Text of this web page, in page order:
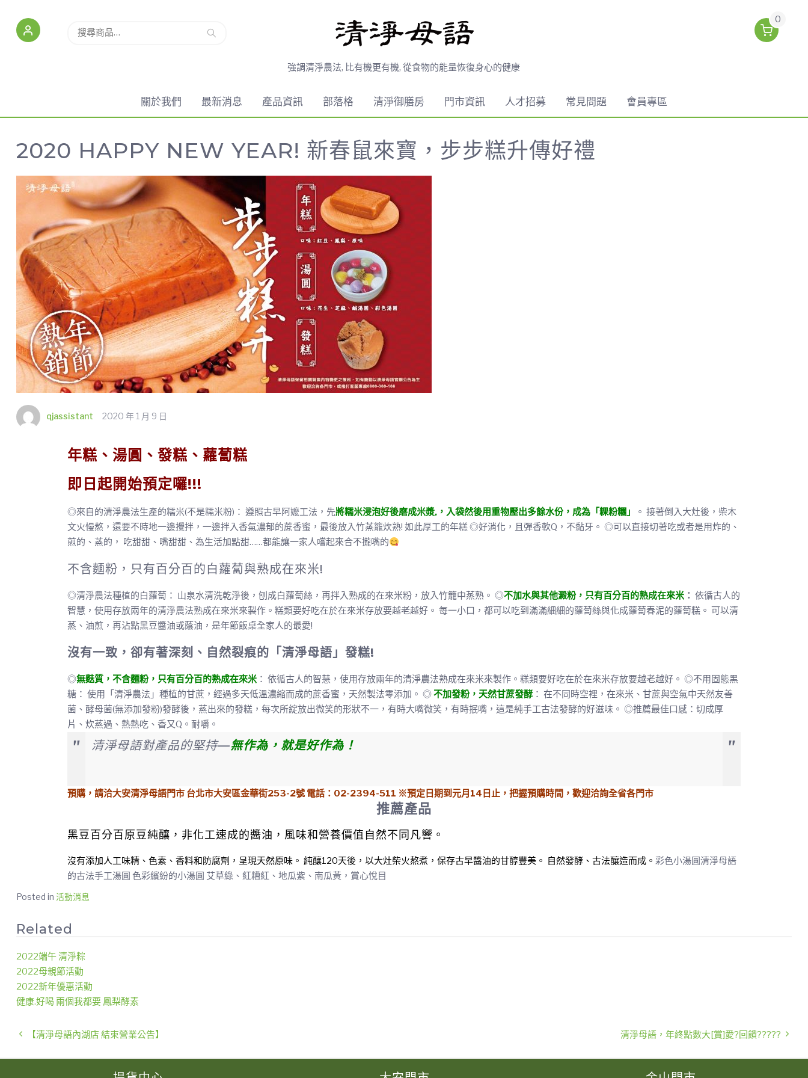
搜尋
0
強調清淨農法, 比有機更有機, 從食物的能量恢復身心的健康
關於我們 最新消息 產品資訊 部落格 清淨御膳房 門市資訊 人才招募 常見問題 會員專區
2020 HAPPY NEW YEAR! 新春鼠來寶，步步糕升傳好禮
qjassistant 2020 年 1 月 9 日
年糕、湯圓、發糕、蘿蔔糕
即日起開始預定囉!!!
◎來自的清淨農法生產的糯米(不是糯米粉)： 遵照古早阿嬤工法，先將糯米浸泡好後磨成米漿,，入袋然後用重物壓出多餘水份，成為「粿粉糰」
。 接著倒入大灶後，柴木
文火慢熬，還要不時地一邊攪拌，一邊拌入香氣濃郁的蔗香蜜，最後放入竹蒸籠炊熟! 如此厚工的年糕 ◎好消化，且彈香軟Q，不黏牙。 ◎可以直接切著吃或者是用炸的、
煎的、蒸的， 吃甜甜、嘴甜甜、為生活加點甜……都能讓一家人嚐起來合不攏嘴的
不含麵粉，只有百分百的白蘿蔔與熟成在來米!
◎清淨農法種植的白蘿蔔： 山泉水清洗乾淨後，刨成白蘿蔔絲，再拌入熟成的在來米粉，放入竹籠中蒸熟。 ◎不加水與其他澱粉，只有百分百的熟成在來米： 依循古人的
智慧，使用存放兩年的清淨農法熟成在來米來製作。糕類要好吃在於在來米存放要越老越好。 每一小口，都可以吃到滿滿細細的蘿蔔絲與化成蘿蔔春泥的蘿蔔糕。 可以清
蒸、油煎，再沾點黑豆醬油或蔭油，是年節飯桌全家人的最愛!
沒有一致，卻有著深刻、自然裂痕的「清淨母語」發糕!
◎無麩質，不含麵粉，只有百分百的熟成在來米： 依循古人的智慧，使用存放兩年的清淨農法熟成在來米來製作。糕類要好吃在於在來米存放要越老越好。 ◎不用固態黑
糖： 使用「清淨農法」種植的甘蔗，經過多天低溫濃縮而成的蔗香蜜，天然製法零添加。 ◎不加發粉，天然甘蔗發酵： 在不同時空裡，在來米、甘蔗與空氣中天然友善
菌、酵母菌(無添加發粉)發酵後，蒸出來的發糕，每次所綻放出微笑的形狀不一，有時大嘴微笑，有時抿嘴，這是純手工古法發酵的好滋味。 ◎推薦最佳口感：切成厚
片、炊蒸過、熱熱吃、香又Q。耐嚼。
清淨母語對產品的堅持—無作為，就是好作為！
預購，請洽大安清淨母語門市 台北市大安區金華街253-2號 電話：02-2394-511 ※預定日期到元月14日止，把握預購時間，歡迎洽詢全省各門市
推薦產品
黑豆百分百原豆純釀，非化工速成的醬油，風味和營養價值自然不同凡響。
沒有添加人工味精、色素、香料和防腐劑，呈現天然原味。 純釀120天後，以大灶柴火熬煮，保存古早醬油的甘醇豐美。 自然發酵、古法釀造而成。 彩色小湯圓清淨母語
的古法手工湯圓 色彩繽紛的小湯圓 艾草綠、紅糟紅、地瓜紫、南瓜黃，賞心悅目
Posted in 活動消息
Related
2022端午 清淨粽
2022母親節活動
2022新年優惠活動
健康.好喝 兩個我都要 鳳梨酵素
【清淨母語內湖店 結束營業公告】 清淨母語，年終點數大[賞]愛?回饋?????